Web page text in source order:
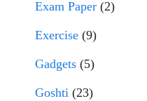
Exam Paper (2)
Exercise (9)
Gadgets (5)
Goshti (23)